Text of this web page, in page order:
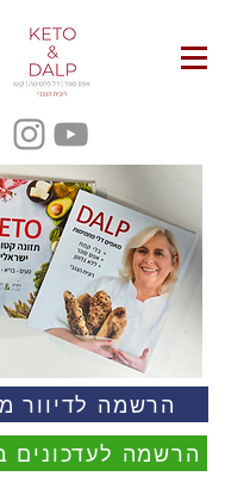
הרשמה לדיוור
הרשמה לעדכונים